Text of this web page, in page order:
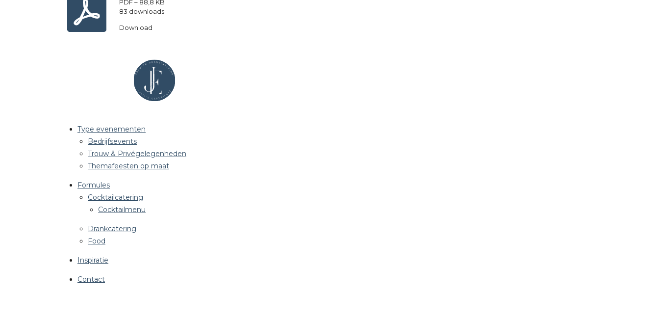
PDF – 88,8 KB
83 downloads
Download
Type evenementen
Bedrijfsevents
Trouw & Privégelegenheden
Themafeesten op maat
Formules
Cocktailcatering
Cocktailmenu
Drankcatering
Food
Inspiratie
Contact